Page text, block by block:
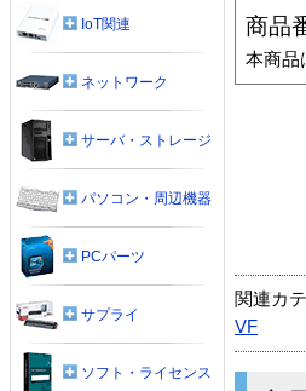
商品
本商品
関連カ
VF
IoT関連
ネットワーク
サーバ・ストレージ
パソコン・周辺機器
PCパーツ
サプライ
ソフト・ライセンス